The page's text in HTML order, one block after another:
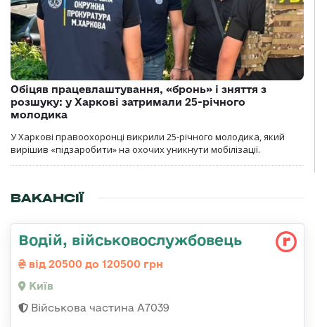
Обіцяв працевлаштування, «бронь» і зняття з
розшуку: у Харкові затримали 25-річного
молодика
У Харкові правоохоронці викрили 25-річного молодика, який
вирішив «підзаробити» на охочих уникнути мобілізації.
ВАКАНСІЇ
Водій, військовослужбовець
від 20500 до 120500 грн
Київ
Військова частина А7039